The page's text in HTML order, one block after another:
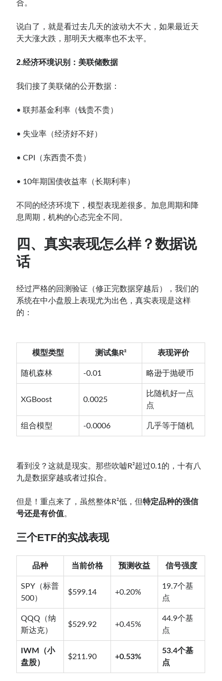
合。
说白了，就是看过去几天的波动大不大，如果最近天
天大涨大跌，那明天大概率也不太平。
2.经济环境识别：美联储数据
我们接了美联储的公开数据：
• 联邦基金利率（钱贵不贵）
• 失业率（经济好不好）
• CPI（东西贵不贵）
• 10年期国债收益率（长期利率）
不同的经济环境下，模型表现差很多。加息周期和降
息周期，机构的心态完全不同。
四、真实表现怎么样？数据说
话
经过严格的回测验证（修正完数据穿越后），我们的
系统在中小盘股上表现尤为出色，真实表现是这样
的：
模型类型 测试集R² 表现评价
随机森林 -0.01 略逊于抛硬币
XGBoost 0.0025
比随机好一点
点
组合模型 -0.0006 几乎等于随机
看到没？这就是现实。那些吹嘘R²超过0.1的，十有八
九是数据穿越或者过拟合。
但是！重点来了，虽然整体R²低，但特定品种的强信
号还是有价值。
三个ETF的实战表现
品种 当前价格 预测收益 信号强度
SPY（标普
500）
$599.14 +0.20%
19.7个基
点
QQQ（纳
斯达克）
$529.92 +0.45%
44.9个基
点
IWM（小
盘股）
$211.90 +0.53%
53.4个基
点